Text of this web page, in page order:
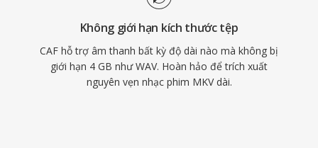
Không giới hạn kích thước tệp
CAF hỗ trợ âm thanh bất kỳ độ dài nào mà không bị
giới hạn 4 GB như WAV. Hoàn hảo để trích xuất
nguyên vẹn nhạc phim MKV dài.